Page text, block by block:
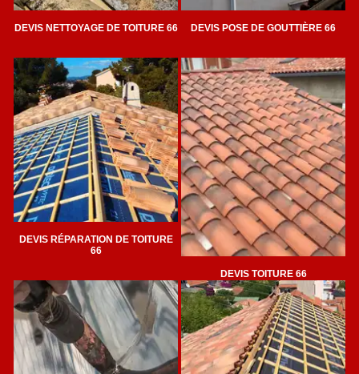
DEVIS NETTOYAGE DE TOITURE 66 DEVIS POSE DE GOUTTIÈRE 66
DEVIS RÉPARATION DE TOITURE
66
DEVIS TOITURE 66